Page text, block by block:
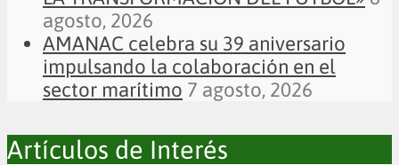
agosto, 2026
AMANAC celebra su 39 aniversario
impulsando la colaboración en el
sector marítimo 7 agosto, 2026
Artículos de Interés